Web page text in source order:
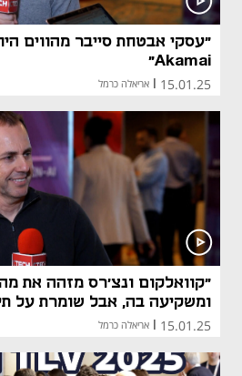
"עסקי אבטחת סייבר מהווים
Akamai"
15.01.25 אריאלה כרמל
ומשקיעה בה, אבל שומרת על
15.01.25 אריאלה כרמל